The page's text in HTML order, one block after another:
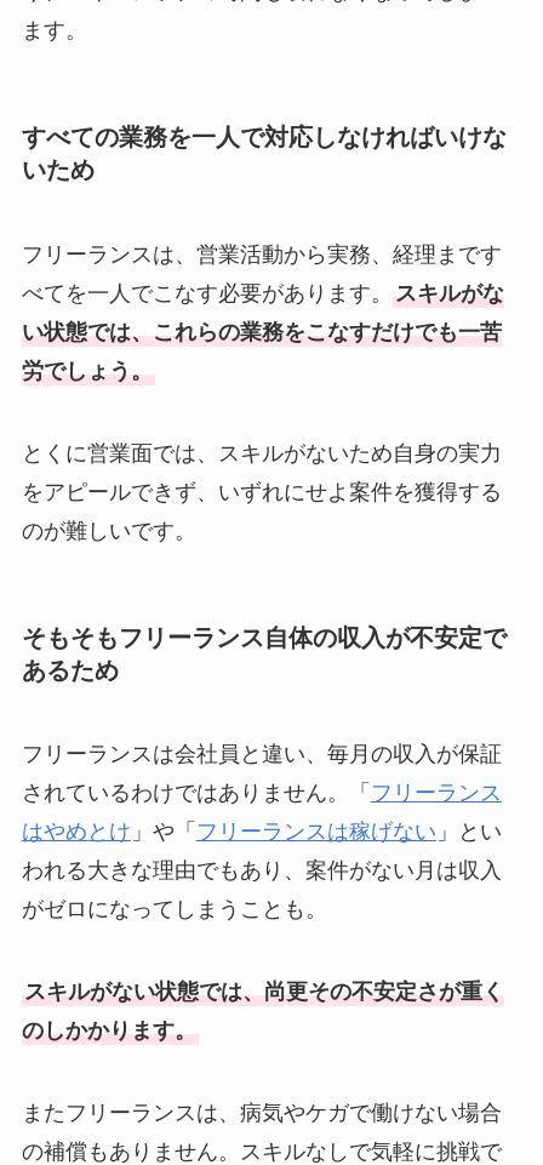
ます。
すべての業務を一人で対応しなければいけな
いため
フリーランスは、営業活動から実務、経理まです
べてを一人でこなす必要があります。 スキルがな
い状態では、これらの業務をこなすだけでも一苦
労でしょう。
とくに営業面では、スキルがないため自身の実力
をアピールできず、いずれにせよ案件を獲得する
のが難しいです。
そもそもフリーランス自体の収入が不安定で
あるため
フリーランスは会社員と違い、毎月の収入が保証
されているわけではありません。「 フリーランス
はやめとけ 」や「 フリーランスは稼げない 」とい
われる大きな理由でもあり、案件がない月は収入
がゼロになってしまうことも。
スキルがない状態では、尚更その不安定さが重く
のしかかります。
またフリーランスは、病気やケガで働けない場合
の補償もありません。スキルなしで気軽に挑戦で